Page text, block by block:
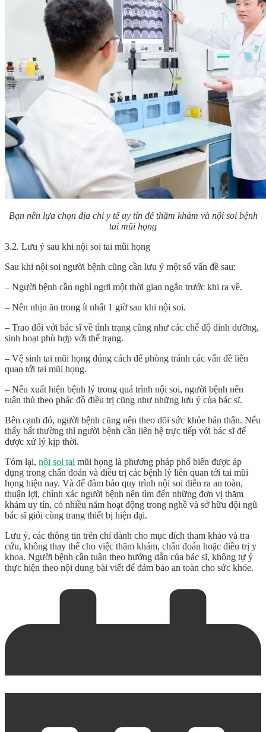
Bạn nên lựa chọn địa chỉ y tế uy tín để thăm khám và nội soi bệnh
tai mũi họng
3.2. Lưu ý sau khi nội soi tai mũi họng
Sau khi nội soi người bệnh cũng cần lưu ý một số vấn đề sau:
– Người bệnh cần nghỉ ngơi một thời gian ngắn trước khi ra về.
– Nên nhịn ăn trong ít nhất 1 giờ sau khi nội soi.
– Trao đổi với bác sĩ về tình trạng cũng như các chế độ dinh dưỡng,
sinh hoạt phù hợp với thể trạng.
– Vệ sinh tai mũi họng đúng cách để phòng tránh các vấn đề liên
quan tới tai mũi họng.
– Nếu xuất hiện bệnh lý trong quá trình nội soi, người bệnh nên
tuân thủ theo phác đồ điều trị cũng như những lưu ý của bác sĩ.
Bên cạnh đó, người bệnh cũng nên theo dõi sức khỏe bản thân. Nếu
thấy bất thường thì người bệnh cần liên hệ trực tiếp với bác sĩ để
được xử lý kịp thời.
Tóm lại, nội soi tai mũi họng là phương pháp phổ biến được áp
dụng trong chẩn đoán và điều trị các bệnh lý liên quan tới tai mũi
họng hiện nay. Và để đảm bảo quy trình nội soi diễn ra an toàn,
thuận lợi, chính xác người bệnh nên tìm đến những đơn vị thăm
khám uy tín, có nhiều năm hoạt động trong nghề và sở hữu đội ngũ
bác sĩ giỏi cùng trang thiết bị hiện đại.
Lưu ý, các thông tin trên chỉ dành cho mục đích tham khảo và tra
cứu, không thay thế cho việc thăm khám, chẩn đoán hoặc điều trị y
khoa. Người bệnh cần tuân theo hướng dẫn của bác sĩ, không tự ý
thực hiện theo nội dung bài viết để đảm bảo an toàn cho sức khỏe.